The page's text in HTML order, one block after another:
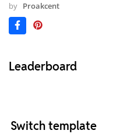
by Proakcent
Leaderboard
Switch template